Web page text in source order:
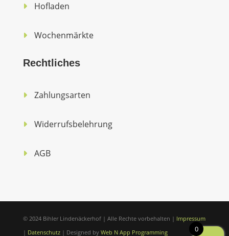
Hofladen
Wochenmärkte
Rechtliches
Zahlungsarten
Widerrufsbelehrung
AGB
© 2024 Bihler Lindenäckerhof | Alle Rechte vorbehalten | Impressum
| Datenschutz| Designed by Web N App Programming 0